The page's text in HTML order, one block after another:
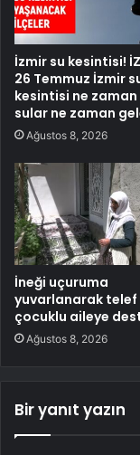
İzmir su kesintisi!
26 Temmuz İzmir
kesintisi ne
sular ne zaman
Ağustos 8, 2026
İneği uçuruma
yuvarlanarak telef
çocuklu aileye
Ağustos 8, 2026
Bir yanıt yazın